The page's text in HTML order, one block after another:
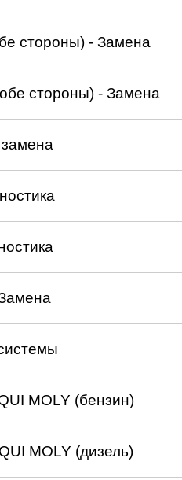
стороны) - Замена
стороны) - Замена
MOLY (бензин)
MOLY (дизель)